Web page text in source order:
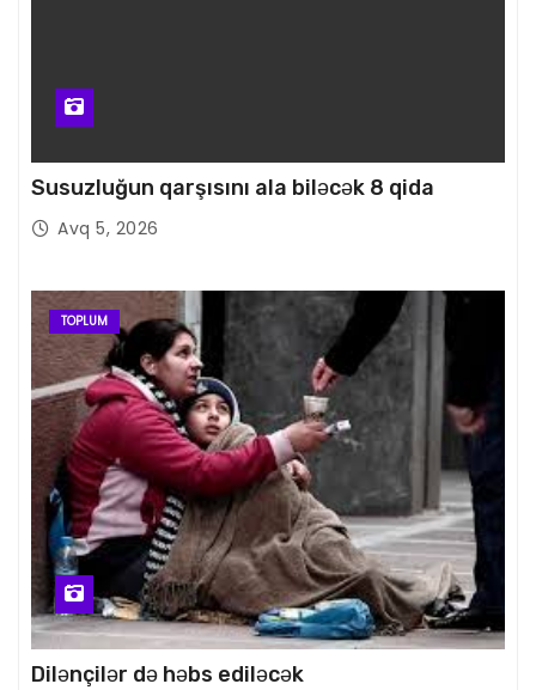
Susuzluğun qarşısını ala biləcək 8 qida
Avq 5, 2026
TOPLUM
Dilənçilər də həbs ediləcək